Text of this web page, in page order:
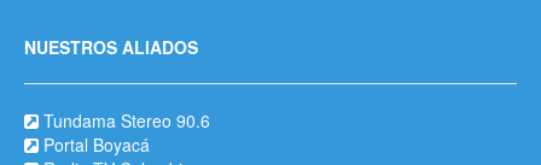
NUESTROS ALIADOS
Tundama Stereo 90.6
Portal Boyacá